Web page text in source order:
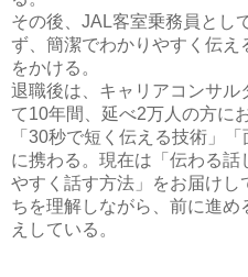
その後、JAL客室乗務員とし
ず、簡潔でわかりやすく伝え
をかける。
退職後は、キャリアコンサル
て10年間、延べ2万人の方に
「30秒で短く伝える技術」
に携わる。現在は「伝わる話
やすく話す方法」をお届け
ちを理解しながら、前に進
えしている。